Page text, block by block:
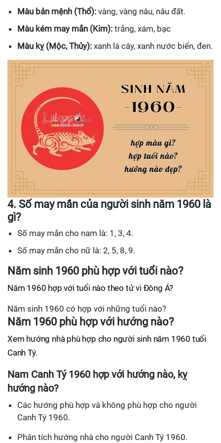
Màu bản mệnh (Thổ): vàng, vàng nâu, nâu đất.
Màu kém may mắn (Kim): trắng, xám, bạc
Màu kỵ (Mộc, Thủy): xanh lá cây, xanh nước biển, đen.
4. Số may mắn của người sinh năm 1960 là
gì?
Số may mắn cho nam là: 1, 3, 4.
Số may mắn cho nữ là: 2, 5, 8, 9.
Năm sinh 1960 phù hợp với tuổi nào?
Năm 1960 hợp với tuổi nào theo tử vi Đông Á?
Năm sinh 1960 có hợp với những tuổi nào?
Năm 1960 phù hợp với hướng nào?
Xem hướng nhà phù hợp cho người sinh năm 1960 tuổi
Canh Tý.
Nam Canh Tý 1960 hợp với hướng nào, kỵ
hướng nào?
Các hướng phù hợp và không phù hợp cho người
Canh Tý 1960.
Phân tích hướng nhà cho người Canh Tý 1960.